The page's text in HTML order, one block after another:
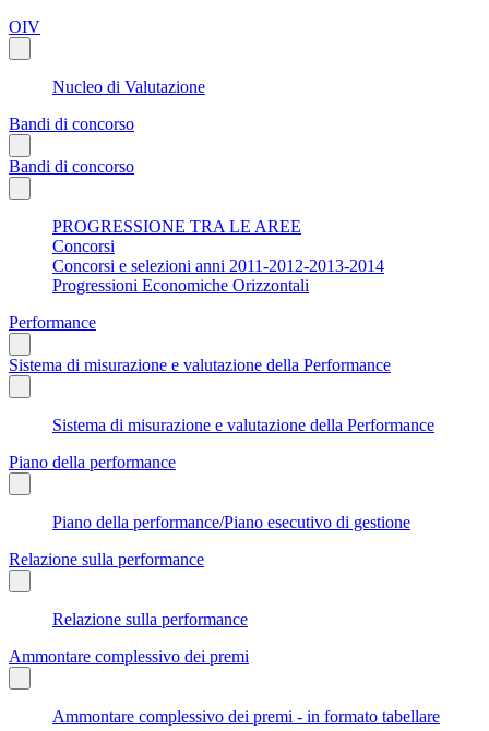
OIV
Nucleo di Valutazione
Bandi di concorso
Bandi di concorso
PROGRESSIONE TRA LE AREE
Concorsi
Concorsi e selezioni anni 2011-2012-2013-2014
Progressioni Economiche Orizzontali
Performance
Sistema di misurazione e valutazione della Performance
Sistema di misurazione e valutazione della Performance
Piano della performance
Piano della performance/Piano esecutivo di gestione
Relazione sulla performance
Relazione sulla performance
Ammontare complessivo dei premi
Ammontare complessivo dei premi - in formato tabellare